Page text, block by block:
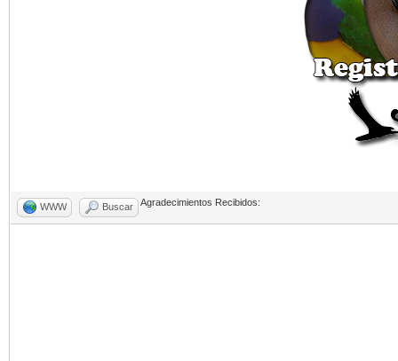
WWW Buscar Agradecimientos Recibidos: